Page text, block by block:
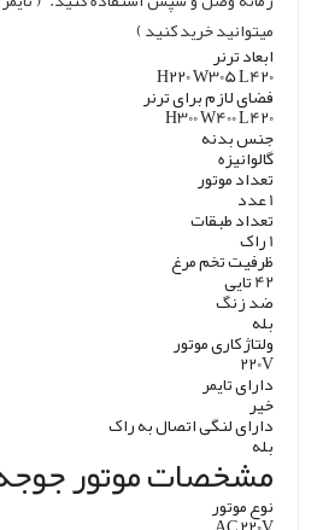
میتوانید خرید کنید )
ابعاد ترنر
H220 W305 L420
فضای لازم برای ترنر
H300 W400 L420
جنس بدنه
گالوانیزه
تعداد موتور
1 عدد
تعداد طبقات
1 راک
ظرفیت تخم مرغ
42 تایی
ضد زنگ
بله
ولتاژ کاری موتور
220V
دارای تایمر
خیر
دارای لنگی اتصال به راک
بله
مشخصات موتور
نوع موتور